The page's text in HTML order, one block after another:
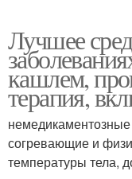
Кашель для
Таблетки от
кашля
Лучшее
кашлем,
терапия,
согревающие и
температуры тела,